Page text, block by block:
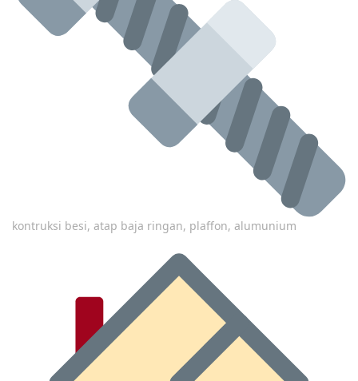
kontruksi besi, atap baja ringan, plaffon, alumunium